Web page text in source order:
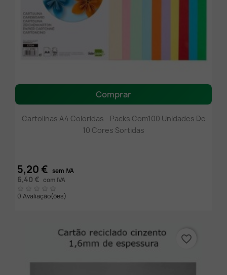
Comprar
Cartolinas A4 Coloridas - Packs Com100 Unidades De
10 Cores Sortidas
5,20 € sem IVA
6,40 € com IVA
0 Avaliação(ões)
favorite_border